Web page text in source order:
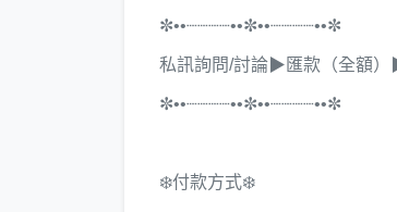
✼••┈┈┈┈••✼••┈┈┈┈••✼
私訊詢問/討論▶︎匯款（全額
✼••┈┈┈┈••✼••┈┈┈┈••✼
❄️付款方式❄️